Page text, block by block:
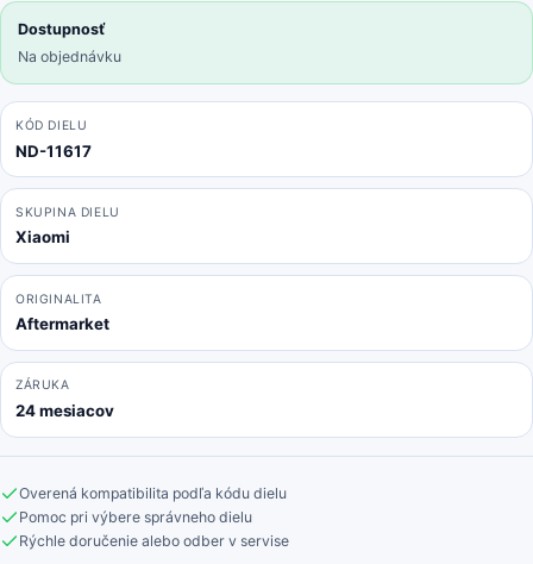
(Arctic
White)
Dostupnosť
Na objednávku
KÓD DIELU
ND-11617
SKUPINA DIELU
Xiaomi
ORIGINALITA
Aftermarket
ZÁRUKA
24 mesiacov
Overená kompatibilita podľa kódu dielu
Pomoc pri výbere správneho dielu
Rýchle doručenie alebo odber v servise